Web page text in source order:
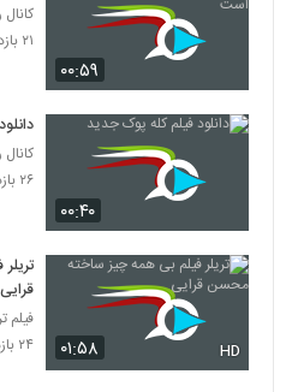
دانلود فیلم
۱,۱۷۱ بازدید
دانلود فیلم
19 کیفیت عالی
20
فیلم ایرانی
۲,۱۲۳ بازدید
۰۰:۵۹
۲۱ بازدید
۰۰:۴۰
۲۶ بازدید
۰۱:۵۸ HD
قرایی
فیلم
۲۴ بازدید